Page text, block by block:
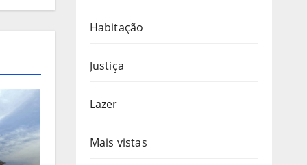
Habitação
Justiça
Lazer
Mais vistas